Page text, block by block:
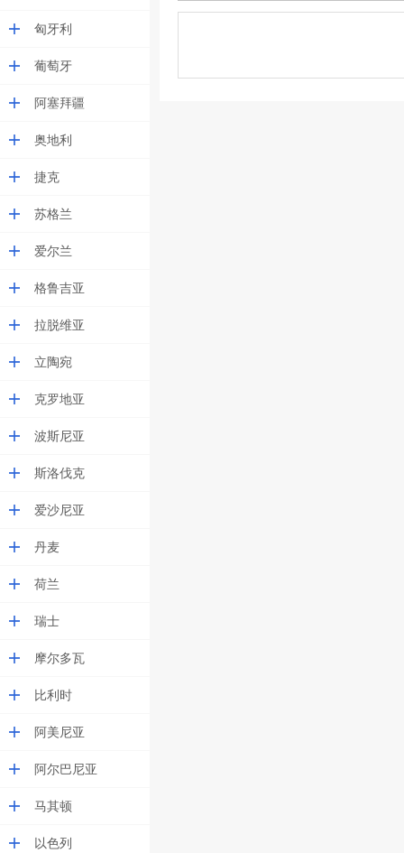
匈牙利
葡萄牙
阿塞拜疆
奥地利
捷克
苏格兰
爱尔兰
格鲁吉亚
拉脱维亚
立陶宛
克罗地亚
波斯尼亚
斯洛伐克
爱沙尼亚
丹麦
荷兰
瑞士
摩尔多瓦
比利时
阿美尼亚
阿尔巴尼亚
马其顿
以色列